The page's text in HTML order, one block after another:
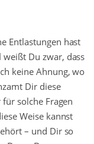
Entlastungen hast
weißt Du zwar, dass
keine Ahnung, wo
Dir diese
solche Fragen
Weise kannst
– und Dir so